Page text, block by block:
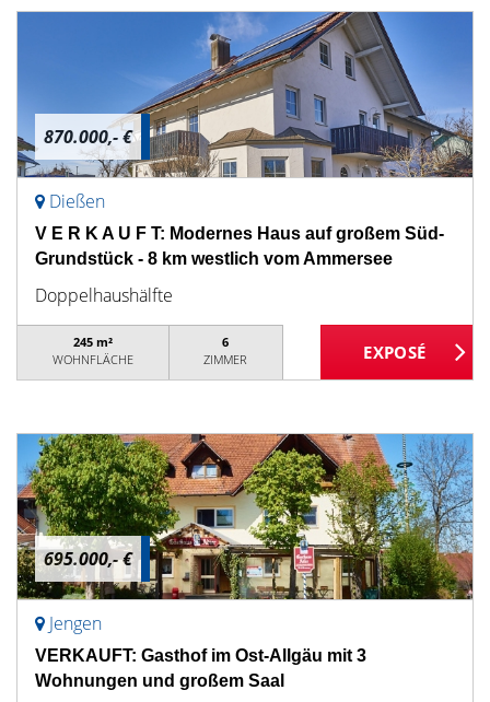
870.000,- €
Dießen
V E R K A U F T: Modernes Haus auf großem Süd-
Grundstück - 8 km westlich vom Ammersee
Doppelhaushälfte
245 m²
WOHNFLÄCHE
6
ZIMMER
695.000,- €
Jengen
VERKAUFT: Gasthof im Ost-Allgäu mit 3
Wohnungen und großem Saal